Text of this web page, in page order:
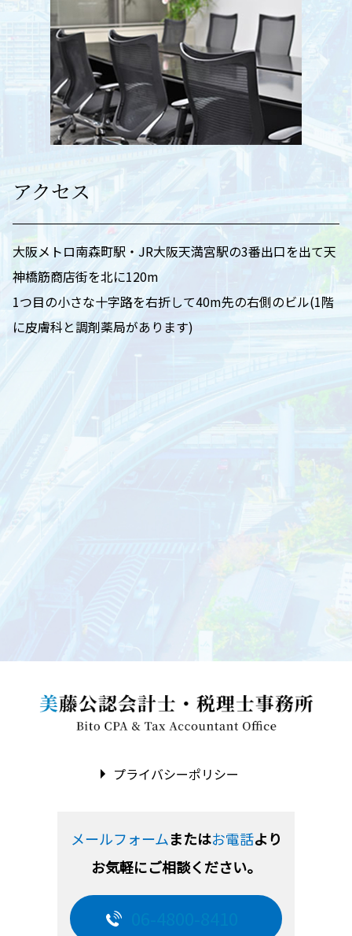
アクセス
大阪メトロ南森町駅・JR大阪天満宮駅の3番出口を出て天
神橋筋商店街を北に120m
1つ目の小さな十字路を右折して40m先の右側のビル(1階
に皮膚科と調剤薬局があります)
プライバシーポリシー
メールフォームまたはお電話より
お気軽にご相談ください。